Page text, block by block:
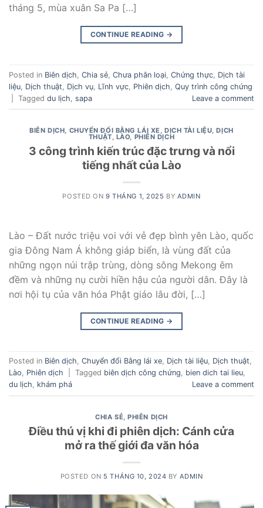
tháng 5, mùa xuân Sa Pa […]
CONTINUE READING →
Posted in Biên dịch Chia sẻ Chưa phân loại Chứng thực Dịch tài
liệu Dịch thuật Dịch vụ Lĩnh vực Phiên dịch Quy trình công chứng
Tagged du lịch sapa Leave a comment
BIÊN DỊCH, CHUYỂN ĐỔI BẰNG LÁI XE, DỊCH TÀI LIỆU,DỊCH
THUẬT, LÀO, PHIÊN DỊCH
3 công trình kiến trúc đặc trưng và nổi
tiếng nhất của Lào
POSTED ON9 THÁNG 1, 2025 BY ADMIN
Lào – Đất nước triệu voi với vẻ đẹp bình yên Lào, quốc
gia Đông Nam Á không giáp biển, là vùng đất của
những ngọn núi trập trùng, dòng sông Mekong êm
đềm và những nụ cười hiền hậu của người dân. Đây là
nơi hội tụ của văn hóa Phật giáo lâu đời, […]
CONTINUE READING →
Posted in Biên dịch, Chuyển đổi Bằng lái xe, Dịch tài liệu, Dịch thuật,
Lào, Phiên dịch Tagged biên dịch công chứng, bien dich tai lieu,
du lịch, khám phá Leave a comment
CHIA SẺ,PHIÊN DỊCH
Điều thú vị khi đi phiên dịch: Cánh cửa
mở ra thế giới đa văn hóa
POSTED ON 5 THÁNG 10, 2024 BY ADMIN